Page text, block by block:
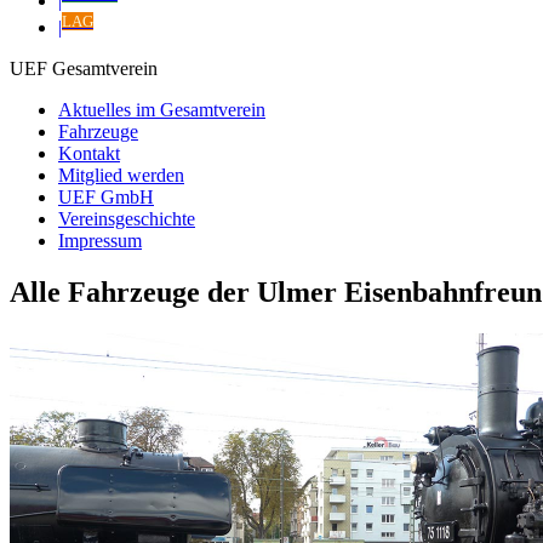
|LAG
UEF Gesamtverein
Aktuelles im Gesamtverein
Fahrzeuge
Kontakt
Mitglied werden
UEF GmbH
Vereinsgeschichte
Impressum
Alle Fahrzeuge der Ulmer